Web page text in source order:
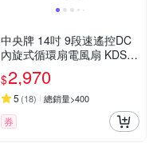
中央牌 14吋 9段速遙控DC
內旋式循環扇電風扇 KDS-1
42SR(貴族黑)
$2,970
5 (18) 總銷量>400
券